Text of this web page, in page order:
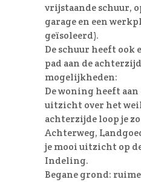
vrijstaande schuur,
garage en een
geïsoleerd).
De schuur heeft ook
pad aan de
mogelijkheden:
De woning heeft
uitzicht over het
achterzijde loop je
Achterweg,
je mooi uitzicht op
Indeling.
Begane grond: